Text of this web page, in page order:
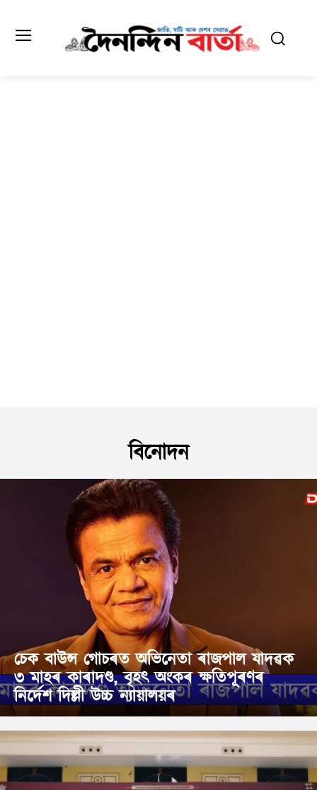
বিনোদন
চেক বাউন্স গোচৰত অভিনেতা ৰাজপাল যাদৱক
৩ মাহৰ কাৰাদণ্ড, বৃহৎ অংকৰ ক্ষতিপূৰণৰ
নিৰ্দেশ দিল্লী উচ্চ ন্যায়ালয়ৰ